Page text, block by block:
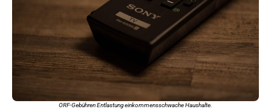
ORF-Gebühren Entlastung einkommensschwache Haushalte.